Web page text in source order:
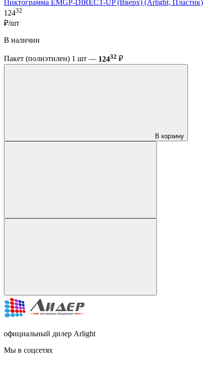
Пиктограмма EMGP-DIRECT-UP (Вверх) (Arlight, Пластик)
12432
₽/шт
В наличии
Пакет (полиэтилен) 1 шт — 12432 ₽
В корзину
официальный дилер Arlight
Мы в соцсетях